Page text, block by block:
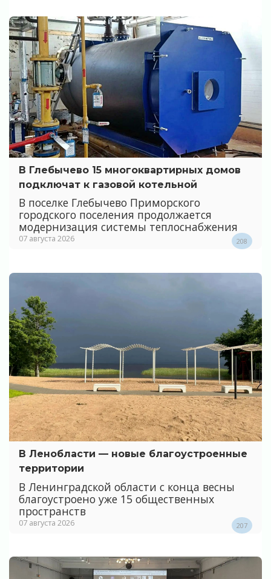
В Глебычево 15 многоквартирных домов
подключат к газовой котельной
В поселке Глебычево Приморского
городского поселения продолжается
модернизация системы теплоснабжения
07 августа 2026 208
В Ленобласти — новые благоустроенные
территории
В Ленинградской области с конца весны
благоустроено уже 15 общественных
пространств
07 августа 2026 207